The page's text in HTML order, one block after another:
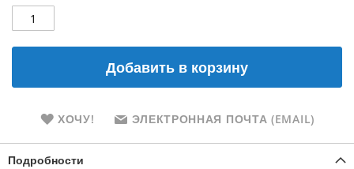
Добавить в корзину
ХОЧУ! ЭЛЕКТРОННАЯ ПОЧТА (EMAIL)
Подробности